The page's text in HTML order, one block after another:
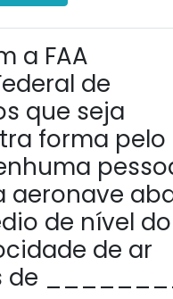
a FAA
de
que seja
forma pelo
aeronave
de nível do
de ar
de